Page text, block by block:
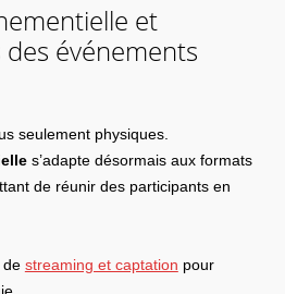
et
événements
seulement physiques.
s’adapte désormais aux formats
de réunir des participants en
de streaming et captation pour